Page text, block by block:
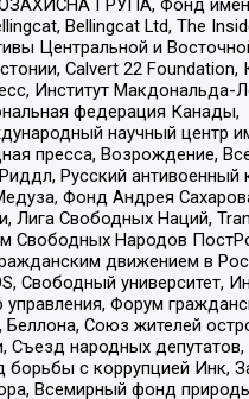
Bellingcat Ltd, The
Центральной и
Calvert 22 Foundation,
Институт Макдональда-
федерация Канады,
научный центр
пресса, Возрождение,
Русский антивоенный
Фонд Андрея
Лига Свободных Наций,
Свободных Народов
движением в
Свободный университет,
управления, Форум
Союз жителей
Съезд народных депутатов,
борьбы с коррупцией Инк,
Всемирный фонд